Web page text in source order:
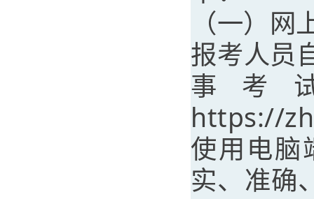
（一）网
报考人员
事考
https://
使用电脑
实、准确